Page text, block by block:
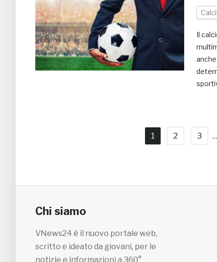
Il
1 2 3 …
Chi siamo
VNews24 è il nuovo portale web,
scritto e ideato da giovani, per le
notizie e informazioni a 360°